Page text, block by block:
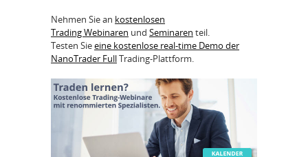
Nehmen Sie an kostenlosen
Trading Webinaren und Seminaren teil.
Testen Sieeine kostenlose real-time Demo der
NanoTrader FullTrading-Plattform.